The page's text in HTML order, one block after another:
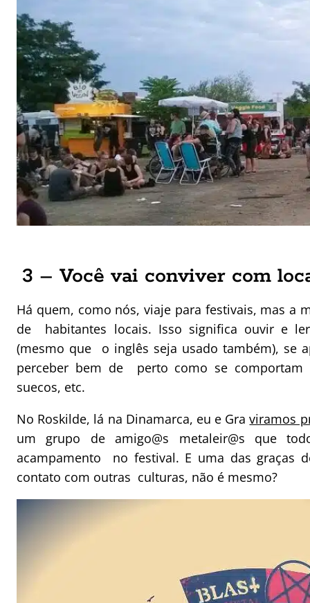
3 – Você vai conviver com
Há quem, como nós, viaje para festivais, mas a
de habitantes locais. Isso significa ouvir e
(mesmo que o inglês seja usado também), se
perceber bem de perto como se comportam
suecos, etc.
No Roskilde, lá na Dinamarca, eu e Graviramos
um grupo de amigo@s metaleir@s que
acampamento no festival. E uma das graças
contato com outras culturas, não é mesmo?